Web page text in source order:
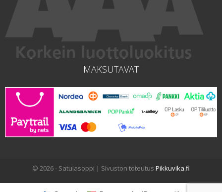
MAKSUTAVAT
© 2026 - Satulasoppi | Sivuston toteutus Pikkuvika.fi